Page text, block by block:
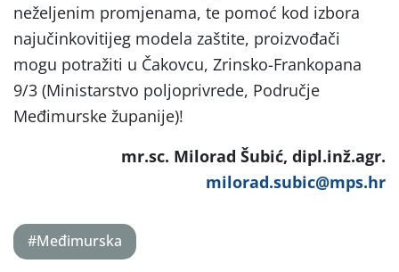
neželjenim promjenama, te pomoć kod izbora
najučinkovitijeg modela zaštite, proizvođači
mogu potražiti u Čakovcu, Zrinsko-Frankopana
9/3 (Ministarstvo poljoprivrede, Područje
Međimurske županije)!
mr.sc. Milorad Šubić, dipl.inž.agr.
milorad.subic@mps.hr
#Međimurska